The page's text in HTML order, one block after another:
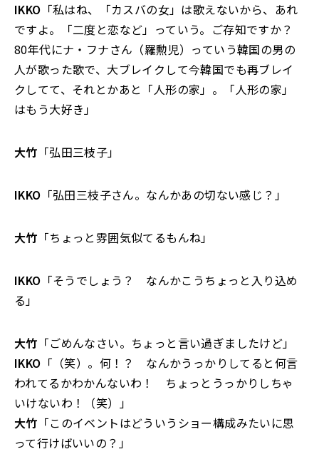
IKKO 「私はね、「カスバの女」は歌えないから、あれ
ですよ。「二度と恋など」っていう。ご存知ですか？
80年代にナ・フナさん（羅勲児）っていう韓国の男の
人が歌った歌で、大ブレイクして今韓国でも再ブレイ
クしてて、それとかあと「人形の家」。「人形の家」
はもう大好き」
大竹 「弘田三枝子」
IKKO 「弘田三枝子さん。なんかあの切ない感じ？」
大竹 「ちょっと雰囲気似てるもんね」
IKKO 「そうでしょう？ なんかこうちょっと入り込め
る」
大竹 「ごめんなさい。ちょっと言い過ぎましたけど」
IKKO 「（笑）。何！？ なんかうっかりしてると何言
われてるかわかんないわ！ ちょっとうっかりしちゃ
いけないわ！（笑）」
大竹 「このイベントはどういうショー構成みたいに思
って行けばいいの？」